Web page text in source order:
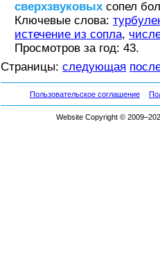
сверхзвуковых сопел
Ключевые слова:
истечение из сопла,
Просмотров за год: 43.
Страницы: следующая
Пользовательское соглашение
Website Copyright ©